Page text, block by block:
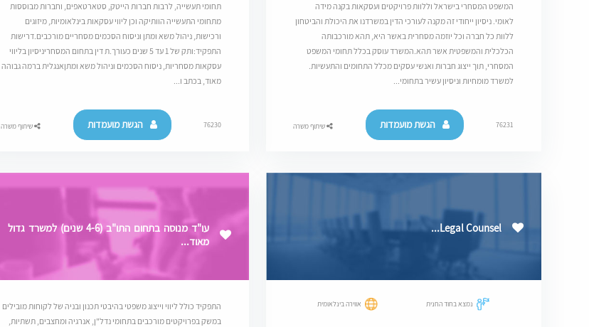
המשפט המסחרי בישראל וללוות פרויקטים ועסקאות בקנה מידה
לאומי. ניסיון ייחודי זה מקנה לעורכי הדין במשרדנו את היכולת והביטחון
ללוות כל חברה וכל יוזמה מסחרית באשר היא, תהא מורכבותה
הכלכלית והמשפטית אשר תהא.המשרד עוסק בכלל תחומי המשפט
המסחרי, תוך ייצוג חברות ואנשי עסקים מכלל התחומים והתעשיות.
למשרד מומחיות וניסיון עשיר בתחומי...
76231 הגשת מועמדות שיתוף משרה
תחומי תעשייה, לרבות חברות הייטק, סטארטאפים, וחברות מבוססות
מתחומי התעשייה הוותיקה וכן ליווי עסקאות בינלאומיות, מיזוגים
ורכישות, ניהול משא ומתן וניסוח הסכמים מסחריים מורכבים.דרישות
התפקיד:ותק של 1 עד 5 שנים כעורך.ת דין בתחום המסחריניסיון בליווי
עסקאות מסחריות, ניסוח הסכמים וניהול משא ומתןאנגלית ברמה גבוהה
מאוד, בכתב ו...
76230 הגשת מועמדות שיתוף משרה
Legal Counsel...
נמצא בחוד החנית אווירה בינלאומית
עו"ד מנוסה בתחום התו"ב (4-6 שנים) למשרד גדול
מאוד...
התפקיד כולל ליווי וייצוג משפטי בהיבטי תכנון ובניה של לקוחות מובילים
במשק בפרויקטים מורכבים בתחומי נדל"ן, אנרגיה ומחצבים, תשתיות,